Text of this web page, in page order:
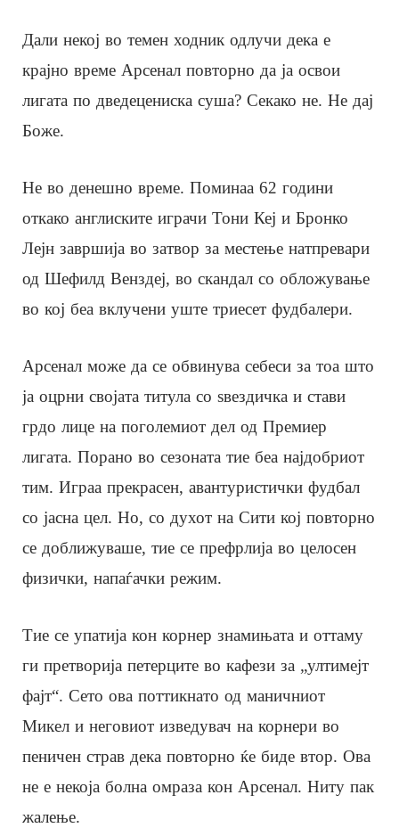
Дали некој во темен ходник одлучи дека е
крајно време Арсенал повторно да ја освои
лигата по дведецениска суша? Секако не. Не дај
Боже.
Не во денешно време. Поминаа 62 години
откако англиските играчи Тони Кеј и Бронко
Лејн завршија во затвор за местење натпревари
од Шефилд Венздеј, во скандал со обложување
во кој беа вклучени уште триесет фудбалери.
Арсенал може да се обвинува себеси за тоа што
ја оцрни својата титула со ѕвездичка и стави
грдо лице на поголемиот дел од Премиер
лигата. Порано во сезоната тие беа најдобриот
тим. Играа прекрасен, авантуристички фудбал
со јасна цел. Но, со духот на Сити кој повторно
се доближуваше, тие се префрлија во целосен
физички, напаѓачки режим.
Тие се упатија кон корнер знамињата и оттаму
ги претворија петерците во кафези за „ултимејт
фајт“. Сето ова поттикнато од маничниот
Микел и неговиот изведувач на корнери во
пеничен страв дека повторно ќе биде втор. Ова
не е некоја болна омраза кон Арсенал. Ниту пак
жалење.